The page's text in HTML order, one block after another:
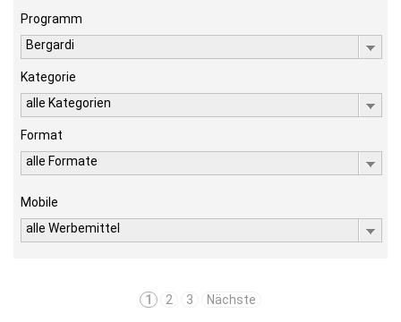
Programm
Bergardi
Kategorie
alle Kategorien
Format
alle Formate
Mobile
alle Werbemittel
1 2 3 Nächste